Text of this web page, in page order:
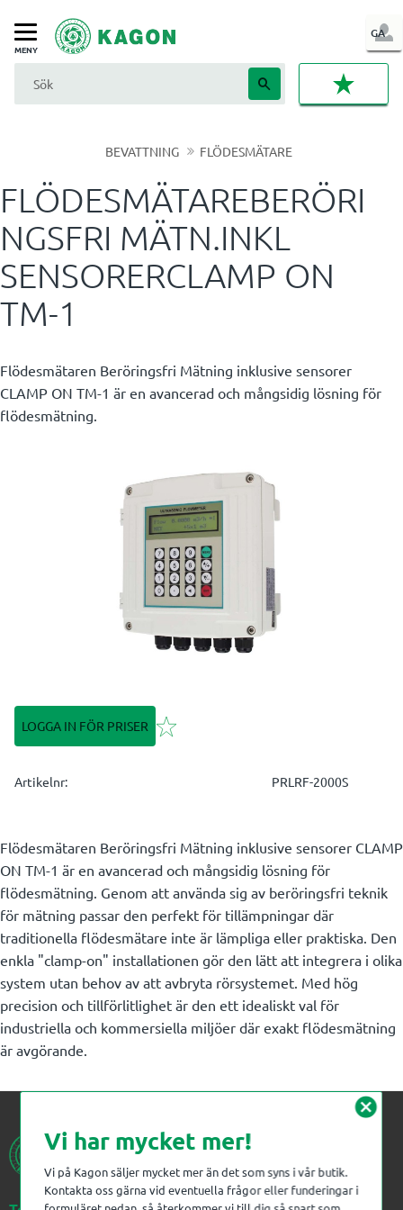
Meny
GA
IN
BEVATTNING FLÖDESMÄTARE
FLÖDESMÄTAREBERÖRI
NGSFRI MÄTN.INKL
SENSORERCLAMP ON
TM-1
Flödesmätaren Beröringsfri Mätning inklusive sensorer
CLAMP ON TM-1 är en avancerad och mångsidig lösning för
flödesmätning.
LOGGA IN FÖR PRISER Lägg till i favoriter
Artikelnr PRLRF-2000S
Flödesmätaren Beröringsfri Mätning inklusive sensorer CLAMP
ON TM-1 är en avancerad och mångsidig lösning för
flödesmätning. Genom att använda sig av beröringsfri teknik
för mätning passar den perfekt för tillämpningar där
traditionella flödesmätare inte är lämpliga eller praktiska. Den
enkla "clamp-on" installationen gör den lätt att integrera i olika
system utan behov av att avbryta rörsystemet. Med hög
precision och tillförlitlighet är den ett idealiskt val för
industriella och kommersiella miljöer där exakt flödesmätning
är avgörande.
cancel
Vi har mycket mer!
Vi på Kagon säljer mycket mer än det som syns i vår butik.
Kontakta oss gärna vid eventuella frågor eller funderingar i